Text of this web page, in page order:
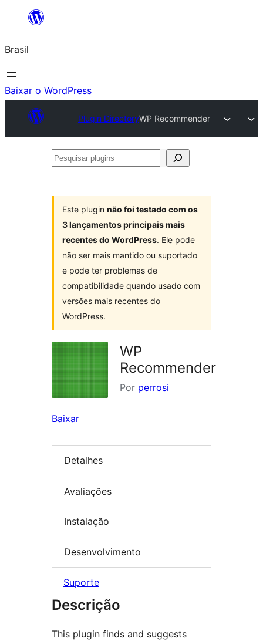
o
conteúdo
Brasil
Baixar o WordPress
Plugin DirectoryWP Recommender
Pesquisar
Este plugin não foi testado com os
3 lançamentos principais mais
recentes do WordPress. Ele pode
não ser mais mantido ou suportado
e pode ter problemas de
compatibilidade quando usado com
versões mais recentes do
WordPress.
WP
Recommender
Por perrosi
Baixar
Detalhes
Avaliações
Instalação
Desenvolvimento
Suporte
Descrição
This plugin finds and suggests